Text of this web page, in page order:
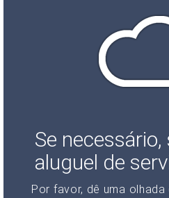
Se
aluguel de
Por favor, dê uma olhada